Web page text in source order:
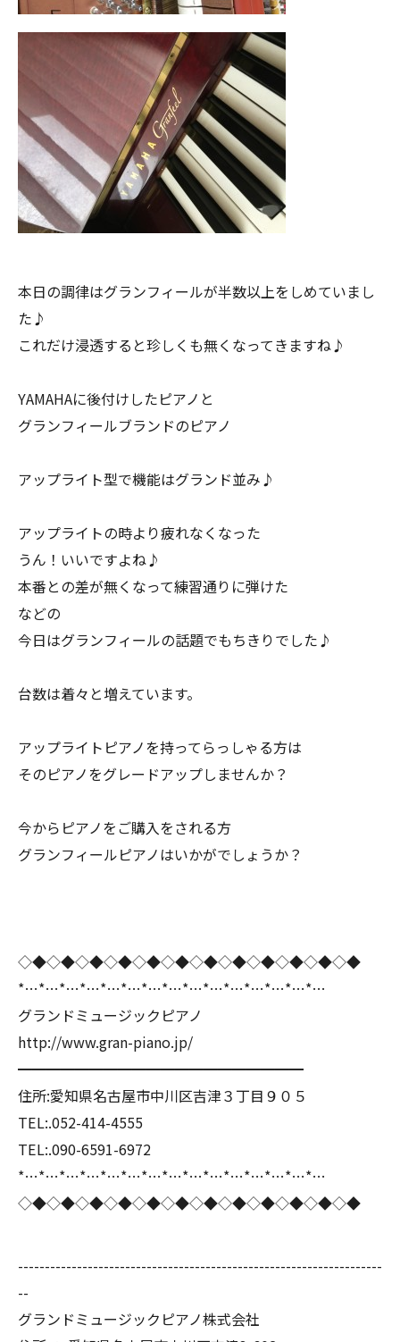
本日の調律はグランフィールが半数以上をしめていまし
た♪
これだけ浸透すると珍しくも無くなってきますね♪
YAMAHAに後付けしたピアノと
グランフィールブランドのピアノ
アップライト型で機能はグランド並み♪
アップライトの時より疲れなくなった
うん！いいですよね♪
本番との差が無くなって練習通りに弾けた
などの
今日はグランフィールの話題でもちきりでした♪
台数は着々と増えています。
アップライトピアノを持ってらっしゃる方は
そのピアノをグレードアップしませんか？
今からピアノをご購入をされる方
グランフィールピアノはいかがでしょうか？
◇◆◇◆◇◆◇◆◇◆◇◆◇◆◇◆◇◆◇◆◇◆◇◆
*…*…*…*…*…*…*…*…*…*…*…*…*…*…*…
グランドミュージックピアノ
http://www.gran-piano.jp/
━━━━━━━━━━━━━━━━━━━━
住所:愛知県名古屋市中川区吉津３丁目９０５
TEL:.052-414-4555
TEL:.090-6591-6972
*…*…*…*…*…*…*…*…*…*…*…*…*…*…*…
◇◆◇◆◇◆◇◆◇◆◇◆◇◆◇◆◇◆◇◆◇◆◇◆
--------------------------------------------------------------------
--
グランドミュージックピアノ株式会社